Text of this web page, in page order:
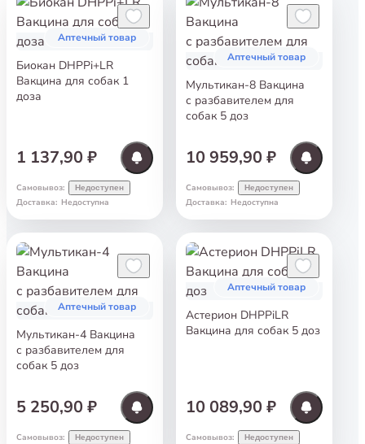
Аптечный товар
Биокан DHPPi+LR
Вакцина для собак 1
доза
1 137,90 ₽
Самовывоз: Недоступен
Доставка: Недоступна
Аптечный товар
Мультикан-8 Вакцина
с разбавителем для
собак 5 доз
10 959,90 ₽
Самовывоз: Недоступен
Доставка: Недоступна
Аптечный товар
Мультикан-4 Вакцина
с разбавителем для
собак 5 доз
5 250,90 ₽
Самовывоз: Недоступен
Аптечный товар
Астерион DHPPiLR
Вакцина для собак 5 доз
10 089,90 ₽
Самовывоз: Недоступен